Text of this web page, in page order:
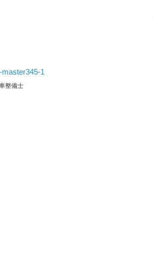
master345-1
整備士